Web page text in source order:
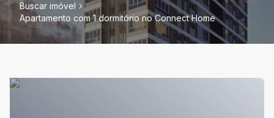
Buscar imóvel
Apartamento com 1 dormitório no Connect Home